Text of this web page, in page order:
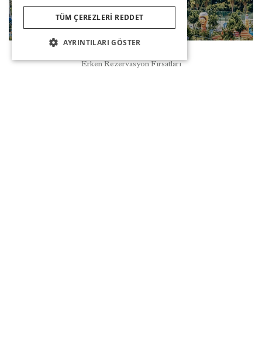
OCTOBERFEST
Erken Rezervasyon Fırsatları
TÜM ÇEREZLERI REDDET
AYRINTILARI GÖSTER